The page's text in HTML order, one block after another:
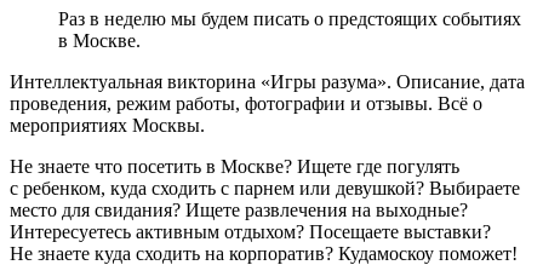
Раз в неделю мы будем писать о предстоящих событиях
в Москве.
Интеллектуальная викторина «Игры разума». Описание, дата
проведения, режим работы, фотографии и отзывы. Всё о
мероприятиях Москвы.
Не знаете что посетить в Москве? Ищете где погулять
с ребенком, куда сходить с парнем или девушкой? Выбираете
место для свидания? Ищете развлечения на выходные?
Интересуетесь активным отдыхом? Посещаете выставки?
Не знаете куда сходить на корпоратив? Кудамоскоу поможет!